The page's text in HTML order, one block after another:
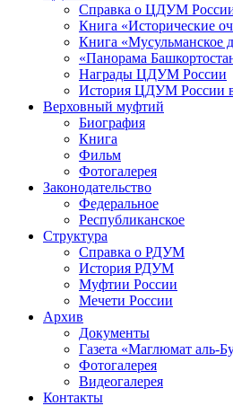
Справка о ЦДУМ
Книга «Исторические
Книга «Мусульманское
«Панорама
Награды ЦДУМ России
История ЦДУМ России
Верховный муфтий
Биография
Книга
Фильм
Фотогалерея
Законодательство
Федеральное
Республиканское
Структура
Справка о РДУМ
История РДУМ
Муфтии России
Мечети России
Архив
Документы
Газета «Маглюмат аль-
Фотогалерея
Видеогалерея
Контакты